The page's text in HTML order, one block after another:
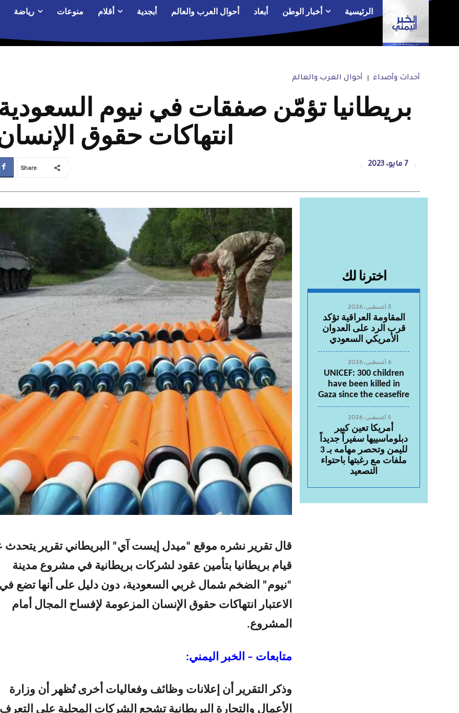
الرئيسية أخبار الوطن أبعاد أحوال العرب والعالم أبجدية أقلام منوعات رياضة
أحداث وأصداء أحوال العرب والعالم
بريطانيا تؤمّن صفقات في نيوم
انتهاكات حقوق
7 مايو، 2023 Share
اخترنا لك
3 أغسطس، 2026
المقاومة العراقية تؤكد
قرب الرد على العدوان
الأمريكي السعودي
6 أغسطس، 2026
UNICEF: 300 children
have been killed in
Gaza since the ceasefire
5 أغسطس، 2026
أمريكا تعين كبير
دبلوماسييها سفيراً جديداً
لليمن وتحصر مهامه بـ 3
ملفات مع رغبتها باحتواء
التصعيد
قال تقرير نشره موقع “ميدل إيست آي” البريطاني تقرير
قيام بريطانيا بتأمين عقود لشركات بريطانية في مشروع مدينة
“نيوم” الضخم شمال غربي السعودية، دون دليل على أنها تضع في
الاعتبار انتهاكات حقوق الإنسان المزعومة لإفساح المجال أمام
المشروع.
متابعات – الخبر اليمني:
وذكر التقرير أن إعلانات وظائف وفعاليات أخرى تُظهر أن وزارة
الأعمال والتجارة البريطانية تشجع الشركات المحلية على التعرف